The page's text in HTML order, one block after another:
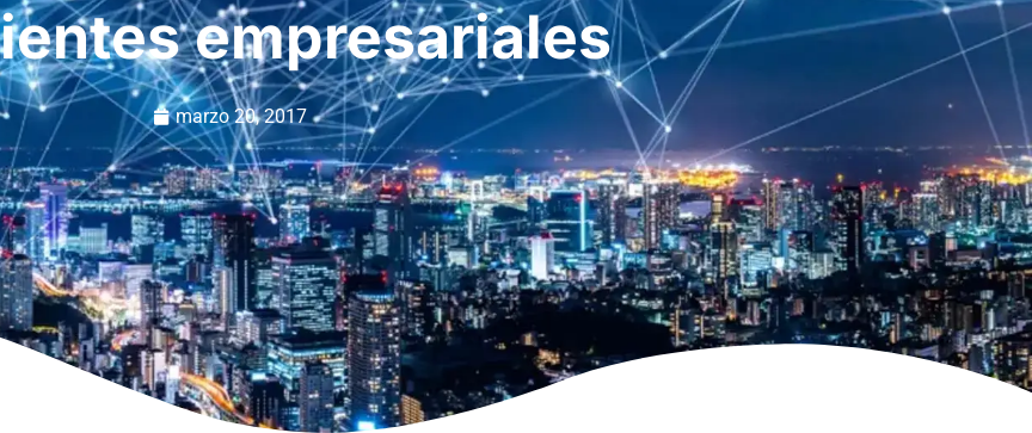
empresariales
marzo 20, 2017